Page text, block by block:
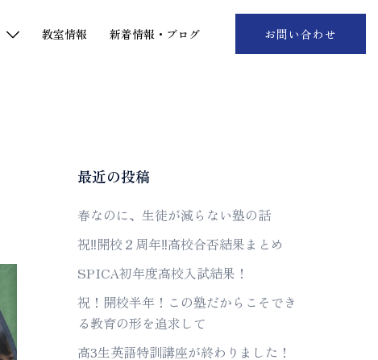
教室情報 新着情報・ブログ お問い合わせ
最近の投稿
春なのに、生徒が減らない塾の話
祝‼︎開校２周年‼︎高校合否結果まとめ
SPICA初年度高校入試結果！
祝！開校半年！この塾だからこそでき
る教育の形を追求して
高3生英語特訓講座が終わりました！